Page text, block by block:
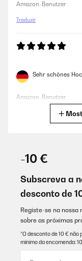
Amazon-Benutzer
Traduzir
Sehr schönes
Amazon-Benutzer
Amazon-Benutzer
-10 €
Subscreva a
desconto de
Registe-se na
sobre as próximas
*O desconto de 10 € não
mínimo da encomenda: